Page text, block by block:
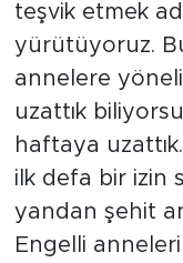
teşvik etmek
yürütüyoruz.
annelere
uzattık
haftaya
ilk defa bir izin
yandan şehit
Engelli